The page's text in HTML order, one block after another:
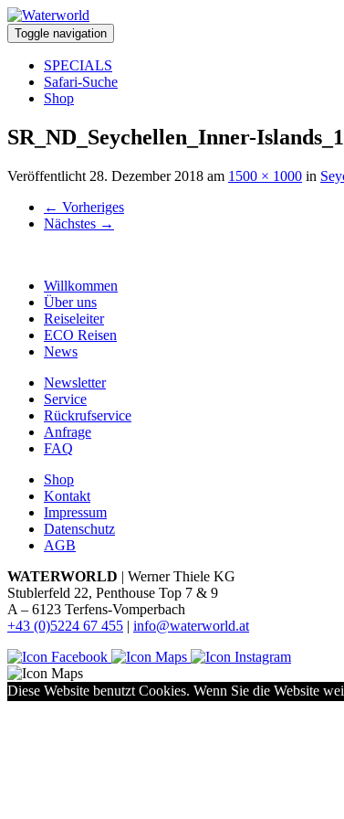
Toggle navigation
SPECIALS
Safari-Suche
Shop
SR_ND_Seychellen_Inner-
Veröffentlicht 28. Dezember 2018 am 1500 × 1000 in
← Vorheriges
Nächstes →
Willkommen
Über uns
Reiseleiter
ECO Reisen
News
Newsletter
Service
Rückrufservice
Anfrage
FAQ
Shop
Kontakt
Impressum
Datenschutz
AGB
WATERWORLD | Werner Thiele KG
Stublerfeld 22, Penthouse Top 7 & 9
A – 6123 Terfens-Vomperbach
+43 (0)5224 67 455 | info@waterworld.at
Diese Website benutzt Cookies. Wenn Sie die Website